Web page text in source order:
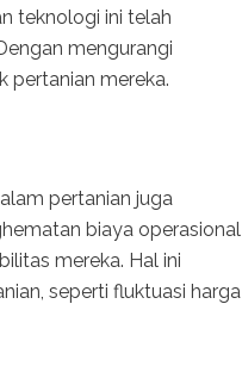
teknologi ini telah
mengurangi
pertanian mereka.
pertanian juga
biaya operasional
mereka. Hal ini
seperti fluktuasi harga